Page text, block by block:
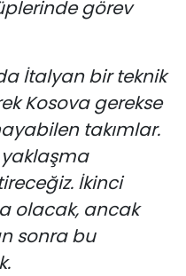
görev
İtalyan bir teknik
Kosova gerekse
takımlar.
İkinci
olacak, ancak
sonra bu